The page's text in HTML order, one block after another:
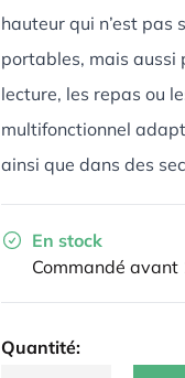
hauteur qui n’est pas
portables, mais aussi
lecture, les repas ou
multifonctionnel
ainsi que dans des
En stock
Commandé avant
Quantité: